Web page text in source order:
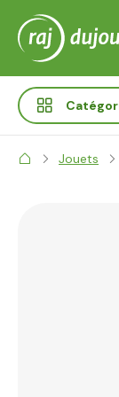
Jouets